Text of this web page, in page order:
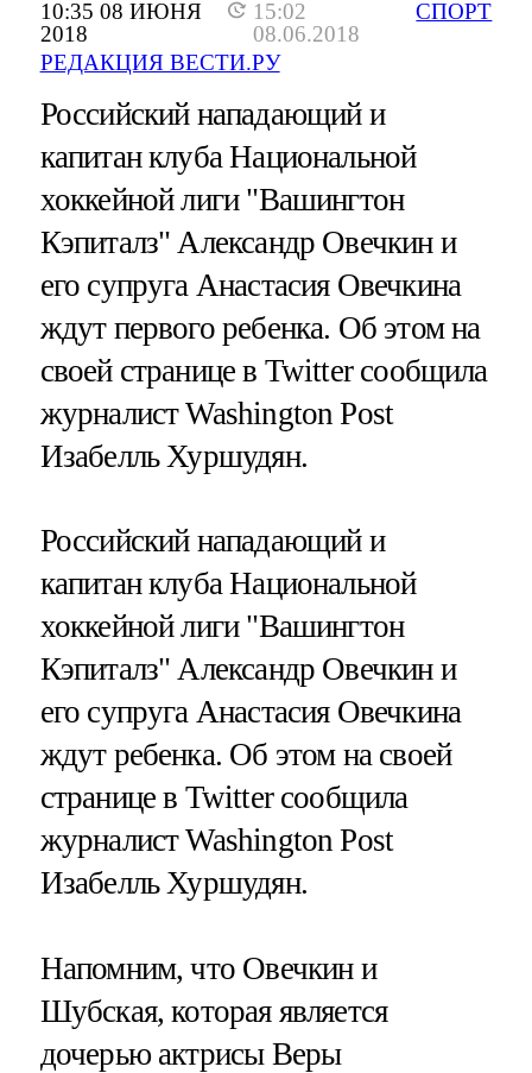
10:35 08 ИЮНЯ
2018
15:02
08.06.2018
РЕДАКЦИЯ ВЕСТИ.РУ
СПОРТ
Российский нападающий и
капитан клуба Национальной
хоккейной лиги "Вашингтон
Кэпиталз" Александр Овечкин и
его супруга Анастасия Овечкина
ждут первого ребенка. Об этом на
своей странице в Twitter сообщила
журналист Washington Post
Изабелль Хуршудян.
Российский нападающий и
капитан клуба Национальной
хоккейной лиги "Вашингтон
Кэпиталз" Александр Овечкин и
его супруга Анастасия Овечкина
ждут ребенка. Об этом на своей
странице в Twitter сообщила
журналист Washington Post
Изабелль Хуршудян.
Напомним, что Овечкин и
Шубская, которая является
дочерью актрисы Веры